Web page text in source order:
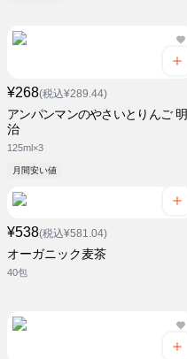
¥268(税込¥289.44)
アンパンマンのやさいとりんご 明
治
125ml×3
月間安い値
¥538(税込¥581.04)
オーガニック麦茶
40包